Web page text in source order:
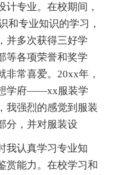
专业。在校期间，
和专业知识的学习，
并多次获得三好学
等各项荣誉和奖学
非常喜爱。20xx年，
学府——xx服装学
我强烈的感觉到服装
分，并对服装设
认真学习专业知
赏能力。在校学习和